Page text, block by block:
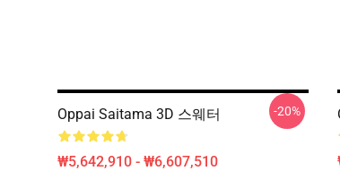
Oppai Saitama 3D 스웨터
₩5,642,910 - ₩6,607,510
-20%